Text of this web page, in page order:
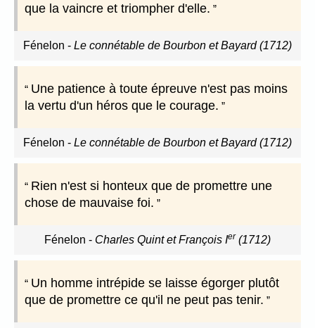
que la vaincre et triompher d'elle.
Fénelon - Le connétable de Bourbon et Bayard (1712)
Une patience à toute épreuve n'est pas moins
la vertu d'un héros que le courage.
Fénelon - Le connétable de Bourbon et Bayard (1712)
Rien n'est si honteux que de promettre une
chose de mauvaise foi.
Fénelon - Charles Quint et François Ier (1712)
Un homme intrépide se laisse égorger plutôt
que de promettre ce qu'il ne peut pas tenir.